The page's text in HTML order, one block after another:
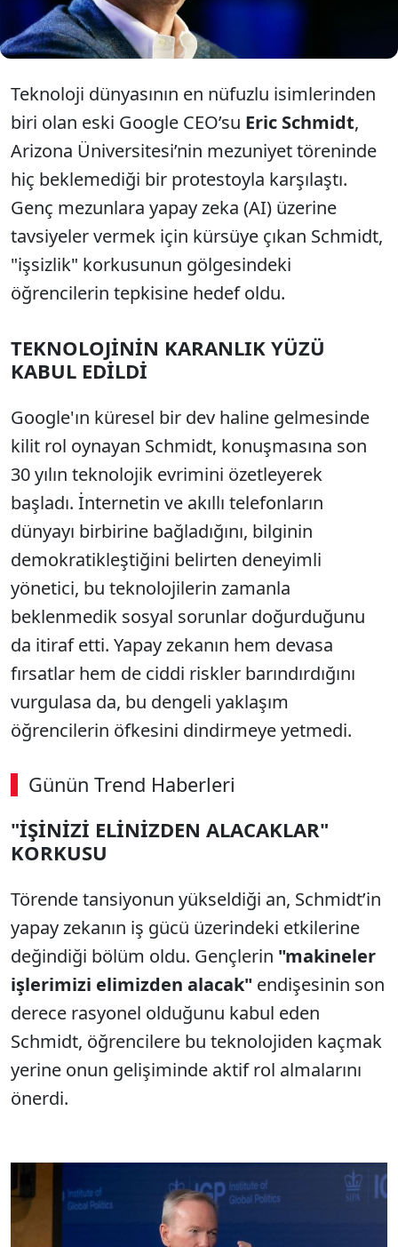
yuhalandı.
Teknoloji dünyasının en nüfuzlu isimlerinden
biri olan eski Google CEO’su Eric Schmidt,
Arizona Üniversitesi’nin mezuniyet töreninde
hiç beklemediği bir protestoyla karşılaştı.
Genç mezunlara yapay zeka (AI) üzerine
tavsiyeler vermek için kürsüye çıkan Schmidt,
"işsizlik" korkusunun gölgesindeki
öğrencilerin tepkisine hedef oldu.
TEKNOLOJİNİN KARANLIK YÜZÜ
KABUL EDİLDİ
Google'ın küresel bir dev haline gelmesinde
kilit rol oynayan Schmidt, konuşmasına son
30 yılın teknolojik evrimini özetleyerek
başladı. İnternetin ve akıllı telefonların
dünyayı birbirine bağladığını, bilginin
demokratikleştiğini belirten deneyimli
yönetici, bu teknolojilerin zamanla
beklenmedik sosyal sorunlar doğurduğunu
da itiraf etti. Yapay zekanın hem devasa
fırsatlar hem de ciddi riskler barındırdığını
vurgulasa da, bu dengeli yaklaşım
öğrencilerin öfkesini dindirmeye yetmedi.
Günün Trend Haberleri
00:02 / 06:57
"İŞİNİZİ ELİNİZDEN ALACAKLAR"
KORKUSU
Törende tansiyonun yükseldiği an, Schmidt’in
yapay zekanın iş gücü üzerindeki etkilerine
değindiği bölüm oldu. Gençlerin "makineler
işlerimizi elimizden alacak" endişesinin son
derece rasyonel olduğunu kabul eden
Schmidt, öğrencilere bu teknolojiden kaçmak
yerine onun gelişiminde aktif rol almalarını
önerdi.